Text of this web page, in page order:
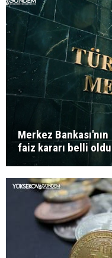
Merkez Bankası'nın
faiz kararı belli oldu